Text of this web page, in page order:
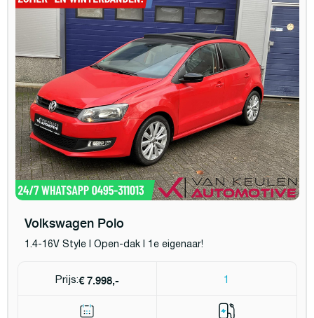
Volkswagen Polo
1.4-16V Style l Open-dak l 1e eigenaar!
Prijs:€ 7.998,- 1